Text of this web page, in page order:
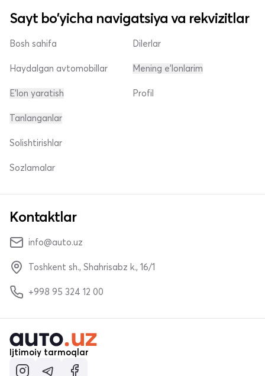
Sayt bo'yicha navigatsiya va rekvizitlar
Bosh sahifa
Haydalgan avtomobillar
E'lon yaratish
Dilerlar
Mening e'lonlarim
Profil
Tanlanganlar
Solishtirishlar
Sozlamalar
Kontaktlar
info@auto.uz
Toshkent sh., Shahrisabz k., 16/1
+998 95 324 12 00
Ijtimoiy tarmoqlar